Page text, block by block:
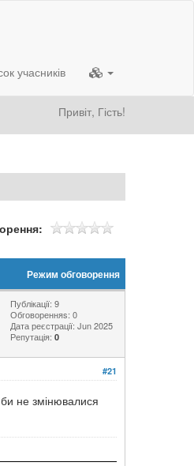
учасників
Привіт, Гість!
Режим обговорення
Публікації: 9
Обговоренняs: 0
Дата реєстрації: Jun 2025
Репутація: 0
#21
не змінювалися